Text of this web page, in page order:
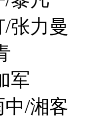
力曼
军
/湘客